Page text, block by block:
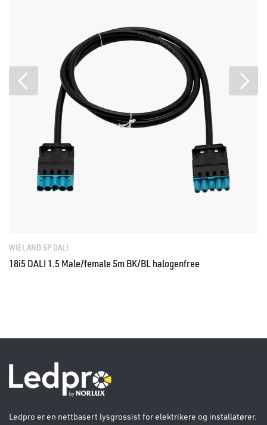
WIELAND 5P DALI
18i5 DALI 1.5 Male/female 5m BK/BL halogenfree
Ledpro er en nettbasert lysgrossist for elektrikere og installatører.